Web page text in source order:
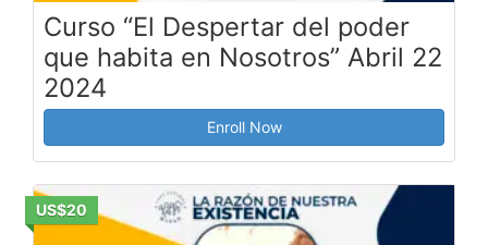
Curso “El Despertar del poder
que habita en Nosotros” Abril 22
2024
Enroll Now
US$20